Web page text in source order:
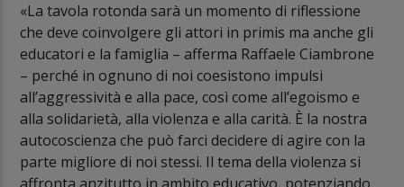
«La tavola rotonda sarà un momento di riflessione
che deve coinvolgere gli attori in primis ma anche gli
educatori e la famiglia – afferma Raffaele Ciambrone
– perché in ognuno di noi coesistono impulsi
all’aggressività e alla pace, così come all’egoismo e
alla solidarietà, alla violenza e alla carità. È la nostra
autocoscienza che può farci decidere di agire con la
parte migliore di noi stessi. Il tema della violenza si